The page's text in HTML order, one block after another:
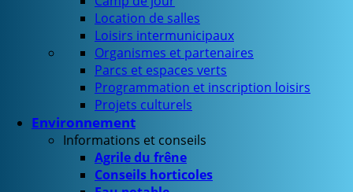
Location de salles
Loisirs intermunicipaux
Organismes et partenaires
Parcs et espaces verts
Programmation et inscription loisirs
Projets culturels
Environnement
Informations et conseils
Agrile du frêne
Conseils horticoles